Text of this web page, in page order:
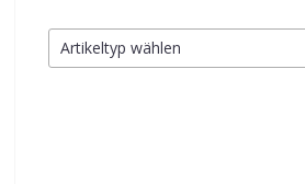
Artikeltyp wählen